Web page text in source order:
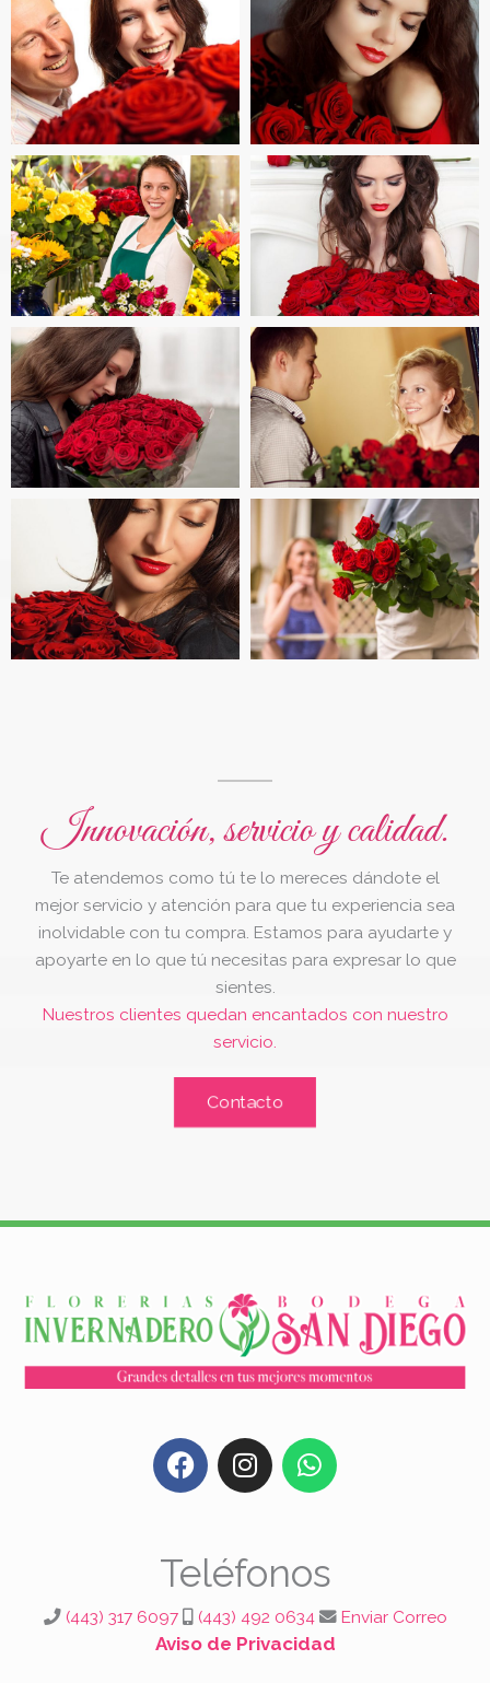
Innovación, servicio y calidad.
Te atendemos como tú te lo mereces dándote el
mejor servicio y atención para que tu experiencia sea
inolvidable con tu compra. Estamos para ayudarte y
apoyarte en lo que tú necesitas para expresar lo que
sientes.
Nuestros clientes quedan encantados con nuestro
servicio.
Contacto
F
a
b
o
o
k
I
n
a
g
r
a
W
h
s
a
p
p
Teléfonos
(443) 317 6097 (443) 492 0634 Enviar Correo
Aviso de Privacidad